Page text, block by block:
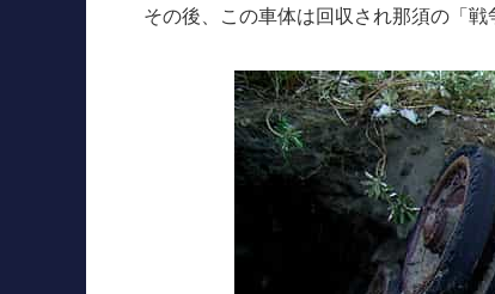
その後、この車体は回収され那須の「戦